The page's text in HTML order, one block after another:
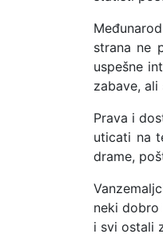
strana ne
uspešne
zabave,
Prava i
uticati na
drame,
neki dobro
i svi ostali